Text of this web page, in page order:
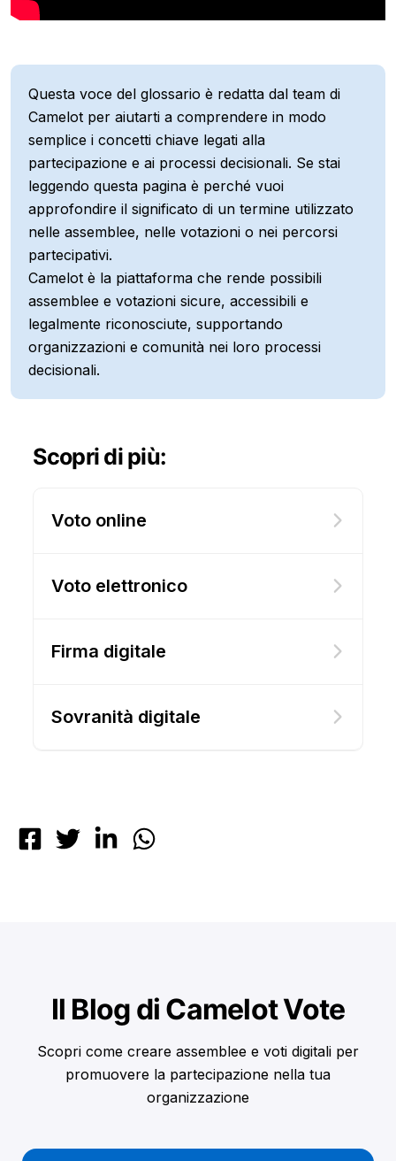
Questa voce del glossario è redatta dal team di
Camelot per aiutarti a comprendere in modo
semplice i concetti chiave legati alla
partecipazione e ai processi decisionali. Se stai
leggendo questa pagina è perché vuoi
approfondire il significato di un termine utilizzato
nelle assemblee, nelle votazioni o nei percorsi
partecipativi.
Camelot è la piattaforma che rende possibili
assemblee e votazioni sicure, accessibili e
legalmente riconosciute, supportando
organizzazioni e comunità nei loro processi
decisionali.
Scopri di più:
Voto online
Voto elettronico
Firma digitale
Sovranità digitale
Il Blog di Camelot Vote
Scopri come creare assemblee e voti digitali per
promuovere la partecipazione nella tua
organizzazione